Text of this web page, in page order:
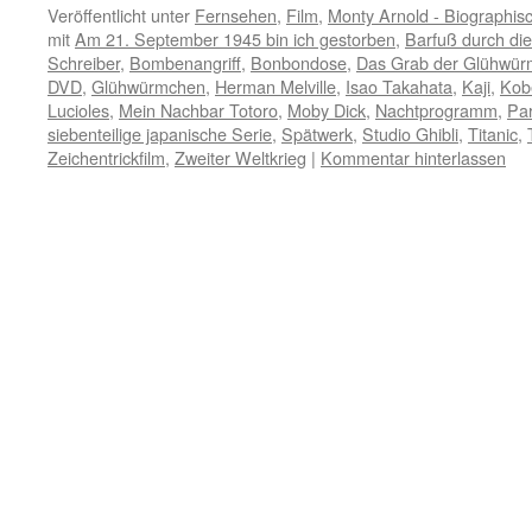
Veröffentlicht unter Fernsehen, Film, Monty Arnold -
mitAm 21. September 1945 bin ich gestorben, Barfuß durch
Schreiber, Bombenangriff, Bonbondose, Das Grab der
DVD, Glühwürmchen, Herman Melville, Isao Takahata, Kaji,
Lucioles, Mein Nachbar Totoro, Moby Dick, Nachtprogramm,
siebenteilige japanische Serie, Spätwerk, Studio Ghibli, Titanic,
Zeichentrickfilm, Zweiter Weltkrieg | Kommentar hinterlassen